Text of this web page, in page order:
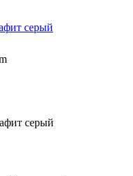
серый
серый